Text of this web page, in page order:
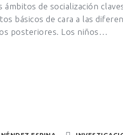
ámbitos de socialización
básicos de cara a las
posteriores. Los niños…